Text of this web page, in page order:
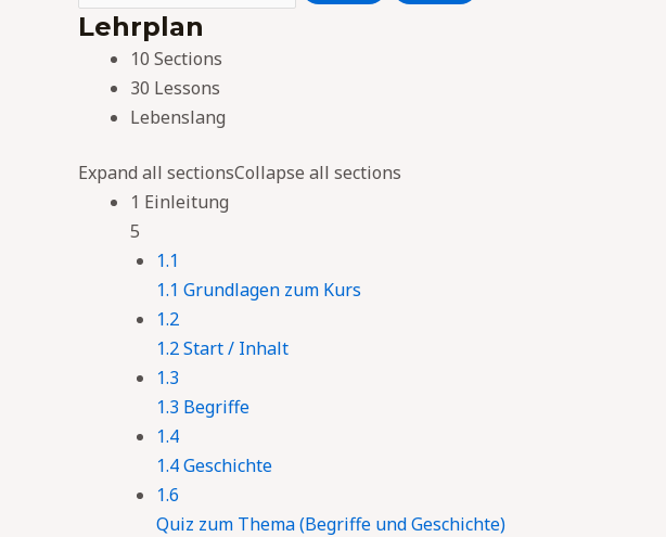
Lehrplan
10 Sections
30 Lessons
Lebenslang
Expand all sectionsCollapse all sections
1 Einleitung
5
1.1
1.1 Grundlagen zum Kurs
1.2
1.2 Start / Inhalt
1.3
1.3 Begriffe
1.4
1.4 Geschichte
1.6
Quiz zum Thema (Begriffe und Geschichte)